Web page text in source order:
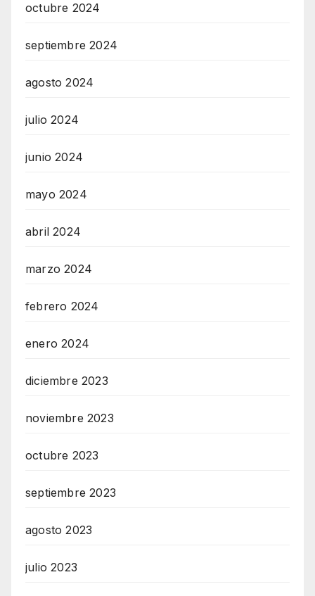
octubre 2024
septiembre 2024
agosto 2024
julio 2024
junio 2024
mayo 2024
abril 2024
marzo 2024
febrero 2024
enero 2024
diciembre 2023
noviembre 2023
octubre 2023
septiembre 2023
agosto 2023
julio 2023